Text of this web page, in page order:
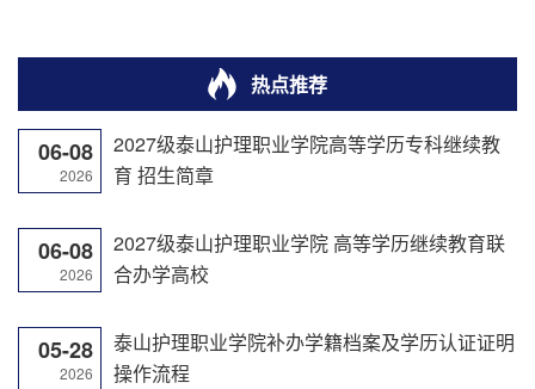
热点推荐
06-08
2026
2027级泰山护理职业学院高等学历专科继续教
育 招生简章
06-08
2026
2027级泰山护理职业学院 高等学历继续教育联
合办学高校
05-28
2026
泰山护理职业学院补办学籍档案及学历认证证明
操作流程